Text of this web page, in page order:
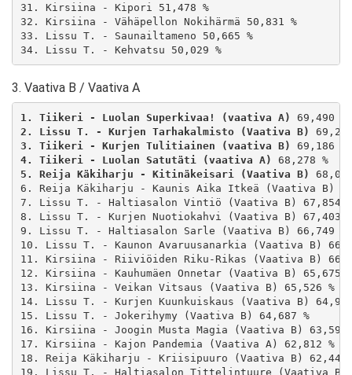
31. Kirsiina - Kipori 51,478 %
32. Kirsiina - Vähäpellon Nokihärmä 50,831 %
33. Lissu T. - Saunailtameno 50,665 %
34. Lissu T. - Kehvatsu 50,029 %
3. Vaativa B / Vaativa A
1. Tiikeri - Luolan Superkivaa! (vaativa A)
2. Lissu T. - Kurjen Tarhakalmisto (Vaativa B)
3. Tiikeri - Kurjen Tulitiainen (vaativa B)
4. Tiikeri - Luolan Satutäti (vaativa A)
68,278 %
5. Reija Käkiharju - Kitinäkeisari (Vaativa B)
6. Reija Käkiharju - Kaunis Aika Itkeä (Vaativa B)
7. Lissu T. - Haltiasalon Vintiö (Vaativa B) 67,854
8. Lissu T. - Kurjen Nuotiokahvi (Vaativa B) 67,403
9. Lissu T. - Haltiasalon Sarle (Vaativa B) 66,749 %
10. Lissu T. - Kaunon Avaruusanarkia (Vaativa B)
11. Kirsiina - Riiviöiden Riku-Rikas (Vaativa B)
12. Kirsiina - Kauhumäen Onnetar (Vaativa B) 65,675
13. Kirsiina - Veikan Vitsaus (Vaativa B) 65,526 %
14. Lissu T. - Kurjen Kuunkuiskaus (Vaativa B) 64,949
15. Lissu T. - Jokerihymy (Vaativa B) 64,687 %
16. Kirsiina - Joogin Musta Magia (Vaativa B) 63,597
17. Kirsiina - Kajon Pandemia (Vaativa A) 62,812 %
18. Reija Käkiharju - Kriisipuuro (Vaativa B) 62,443
19. Lissu T. - Haltiasalon Tittelintuure (Vaativa B)